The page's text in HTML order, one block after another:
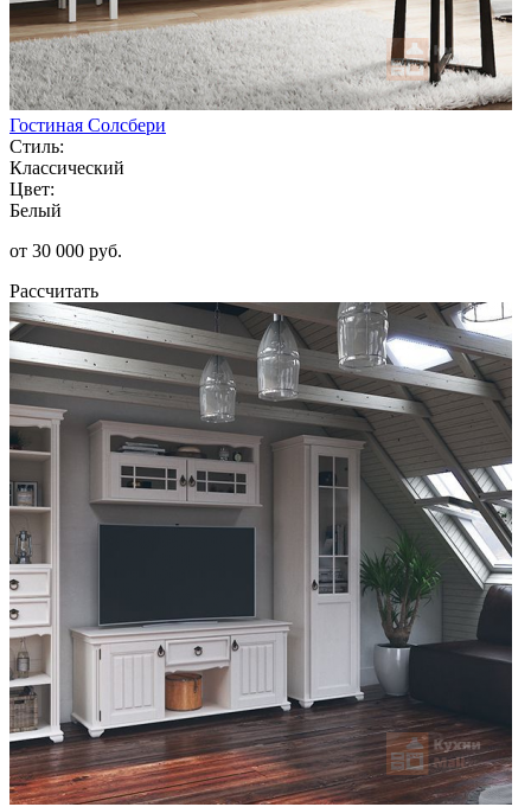
Гостиная Солсбери
Стиль:
Классический
Цвет:
Белый
от 30 000 руб.
Рассчитать